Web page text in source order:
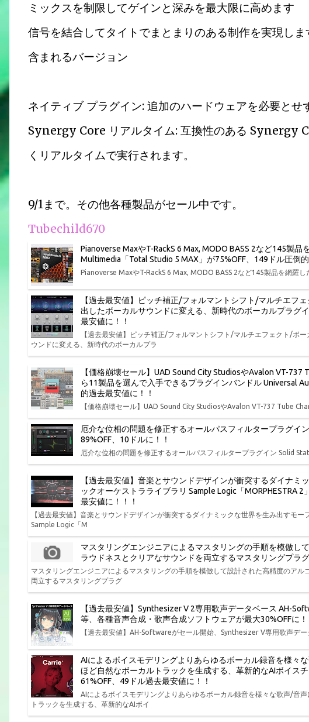
ミックスを制限してゲインと深みを最大限に高めます
信号を結合してタイトでまとまりのある制作を実現しま
含まれるバージョン
ネイティブ プラグイン: 追加のハードウェアを必要とせ
Synergy Core リアルタイム: 互換性のある Synergy
くリアルタイムで実行されます。
9/1まで。その他各種製品がセール中です。
Tubechild670
Pianoverse MaxやT-RackS 6 Max, MODO BASS 2など145製
Multimedia「Total Studio 5 MAX」が75%OFF、149ドル圧倒
Pianoverse MaxやT-RackS 6 Max, MODO BASS 2など145製品を網羅
【過去最安値】ピッチ補正/フォルマントシフト/マルチエフ
出したボーカルサウンドに変える、新時代のボーカルプラグ
最安値に！！
【過去最安値】ピッチ補正/フォルマントシフト/マルチエフェクト/ボ
ウンドに変える、新時代のボーカルプラ
【価格崩壊セール】UAD Sound City StudiosやAvalon VT-
ら11製品を選んで入手できるプラグインバンドル Universal
的過去最安値に！！
【価格崩壊セール】UAD Sound City StudiosやAvalon VT-737 Tube
厄介な位相の問題を修正するオールパスフィルタープラグイ
89%OFF、10ドルに！！
厄介な位相の問題を修正するオールパスフィルタープラグイン Solid
【過去最安値】音楽とサウンドデザインが衝突するダイナミ
ックオーケストラライブラリ Sample Logic「MORPHESTRA
最安値に！！！
【過去最安値】音楽とサウンドデザインが衝突するダイナミックな世界を生み出すモ
Sample Logic「M
マスタリングエンジニアによるマスタリングの手順を模倣し
ラウドネスとクリアなサウンドを両立するマスタリングプラ
マスタリングエンジニアによるマスタリングの手順を模倣して設計された高精度のア
両立するマスタリングプラグ
【過去最安値】Synthesizer V 2専用歌声データベース AH-
等、各種音声合成・歌声合成ソフトウェアが最大30%OFFに！
【過去最安値】AH-Softwareがセール開始、Synthesizer V専用歌声デ
AIによるボイスモデリングよりあらゆるボーカル録音を様々
ほど自然なボーカルトラックを生成する、革新的なAIボイス
61%OFF、49ドル過去最安値に！！
AIによるボイスモデリングよりあらゆるボーカル録音を様々な歌声/音
トラックを生成する、革新的なAIボイ